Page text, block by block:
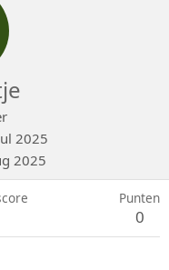
2025
2025
Punten
0